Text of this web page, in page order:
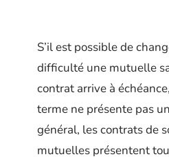
S’il est possible de
difficulté une mutuelle
contrat arrive à
terme ne présente pas
général, les contrats de
mutuelles présentent